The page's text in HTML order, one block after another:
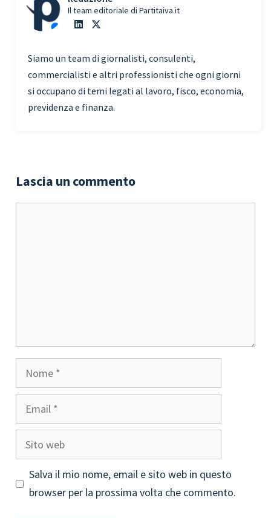
Il team editoriale di Partitaiva.it
Siamo un team di giornalisti, consulenti,
commercialisti e altri professionisti che ogni giorni
si occupano di temi legati al lavoro, fisco, economia,
previdenza e finanza.
Lascia un commento
Nome
Email
Sito
web
Salva il mio nome, email e sito web in questo
browser per la prossima volta che commento.